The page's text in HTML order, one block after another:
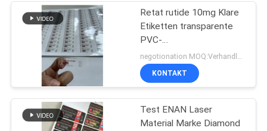
Kästen der Phiolen-
10ml
27
Retat rutide 10mg Klare
Etiketten transparente
PVC-
Peptidflaschenetiketten
KONTAKT
Test ENAN Laser
Material Marke Diamond